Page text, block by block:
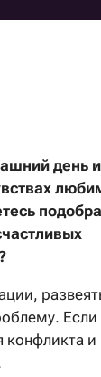
Гадание
Гадание
Советы
Карта
Гадание
Оракулы
Маги
Шаманы
день
конфликта и